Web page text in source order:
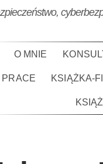
O MNIE
PRACE KSIĄŻKA-